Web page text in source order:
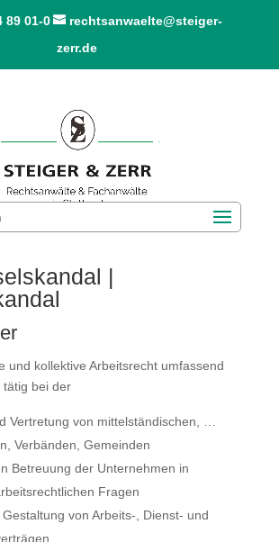
89 01-0
rechtsanwaelte@steiger-
zerr.de
|
und kollektive Arbeitsrecht umfassend
tätig bei der
Vertretung von mittelständischen, …
Verbänden, Gemeinden
Betreuung der Unternehmen in
Fragen
von Arbeits-, Dienst- und